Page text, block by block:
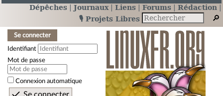
Dépêches Journaux Liens Forums
Rédaction
🎙️ Projets Libres
Se connecter
Identifiant
Mot de passe
Connexion automatique